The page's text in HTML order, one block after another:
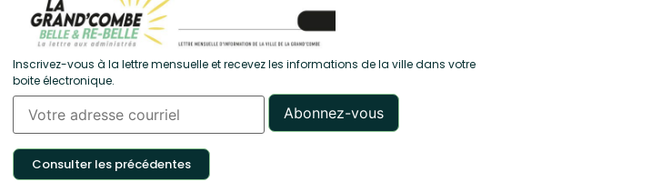
Inscrivez-vous à la lettre mensuelle et recevez les informations de la ville dans votre
boite électronique.
Consulter les précédentes